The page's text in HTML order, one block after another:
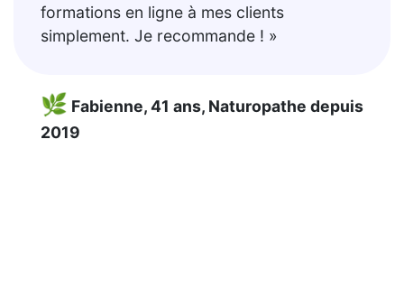
formations en ligne à mes clients
simplement. Je recommande ! »
🌿 Fabienne, 41 ans, Naturopathe depuis
2019